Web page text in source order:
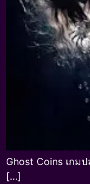
Ghost Coins เกม
[…]